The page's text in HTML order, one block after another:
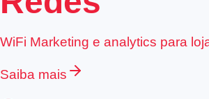
WiFi Marketing e analytics para
Saiba mais